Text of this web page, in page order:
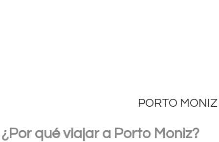
PORTO MONIZ
¿Por qué viajar a Porto Moniz?